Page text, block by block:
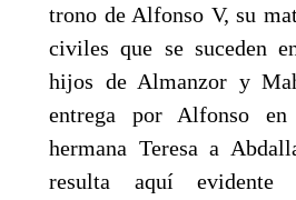
trono de Alfonso V, su
civiles que se suceden
hijos de Almanzor y
entrega por Alfonso
hermana Teresa a
resulta aquí evidente